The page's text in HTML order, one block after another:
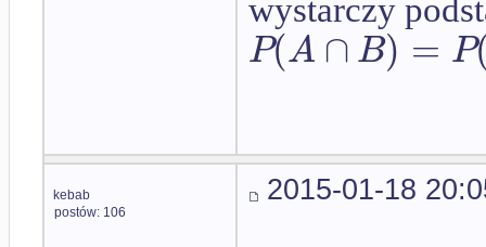
wystarczy
P(A ∩B) = P
kebab
postów: 106
2015-01-18